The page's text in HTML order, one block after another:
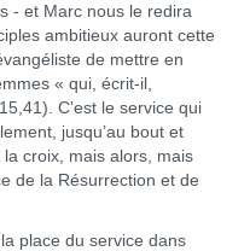
- et Marc nous le redira
ambitieux auront cette
de mettre en
« qui, écrit-il,
C’est le service qui
jusqu’au bout et
croix, mais alors, mais
de la Résurrection et de
place du service dans